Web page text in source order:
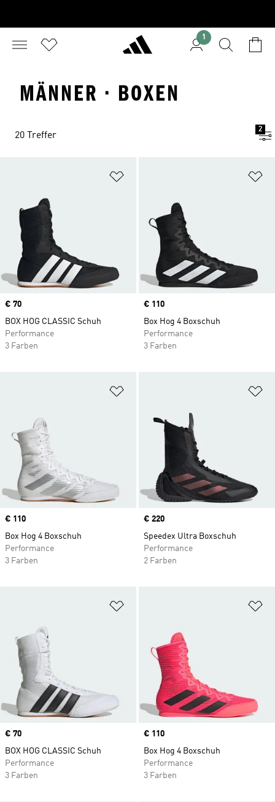
1
MÄNNER · BOXEN
20 Treffer
2
Price
€ 70
BOX HOG CLASSIC Schuh
Performance
3 Farben
Price
€ 110
Box Hog 4 Boxschuh
Performance
3 Farben
Price
€ 110
Box Hog 4 Boxschuh
Performance
3 Farben
Price
€ 220
Speedex Ultra Boxschuh
Performance
2 Farben
Price
€ 70
BOX HOG CLASSIC Schuh
Performance
3 Farben
Price
€ 110
Box Hog 4 Boxschuh
Performance
3 Farben